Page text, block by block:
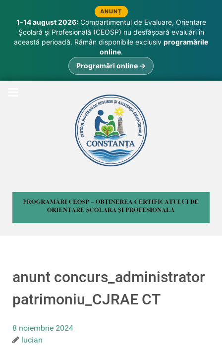
ANUNȚ
1–14 august 2026:Compartimentul de Evaluare, Orientare
Școlară și Profesională (CEOSP) nu desfășoară evaluări în
această perioadă. Rămân disponibile exclusiv programările
online.
Programări online →
anunt concurs_administrator
patrimoniu_CJRAE CT
8 noiembrie 2024
lucian